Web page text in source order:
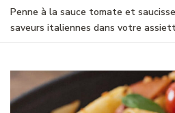
Penne à la sauce tomate et
saveurs italiennes dans votre